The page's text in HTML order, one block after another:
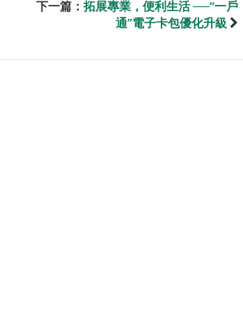
下一篇： 拓展專業，便利生活 ──“一戶
通”電子卡包優化升級